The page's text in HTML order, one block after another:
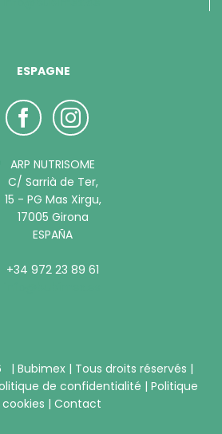
ESPAGNE
ARP NUTRISOME
Sarrià de Ter,
- PG Mas Xirgu,
17005 Girona
ESPAÑA
972 23 89 61
| Bubimex | Tous droits réservés |
de confidentialité | Politique
| Contact